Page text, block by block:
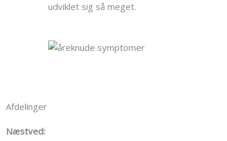
udviklet sig så meget.
Afdelinger
Næstved: